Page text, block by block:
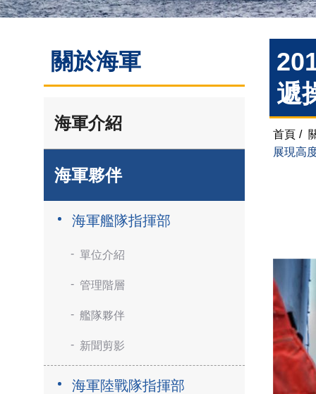
關於海軍
海軍介紹
海軍夥伴
海軍艦隊指揮部
單位介紹
管理階層
艦隊夥伴
新聞剪影
海軍陸戰隊指揮部
遞
首頁 /
展現高